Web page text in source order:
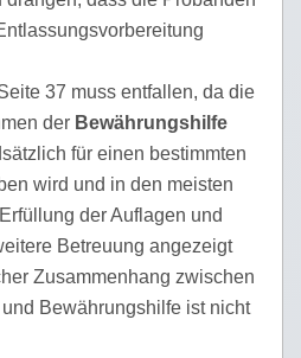
37 muss entfallen, da die
der Bewährungshilfe
für einen bestimmten
wird und in den meisten
der Auflagen und
Betreuung angezeigt
Zusammenhang zwischen
Bewährungshilfe ist nicht